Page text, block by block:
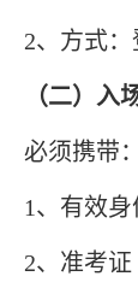
2、方式：
（二）入
必须携带：
1、有效
2、准考证